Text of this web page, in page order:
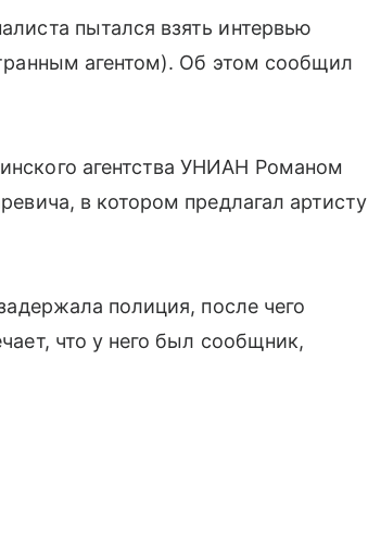
пытался взять интервью
агентом). Об этом сообщил
агентства УНИАН Романом
в котором предлагал артисту
полиция, после чего
что у него был сообщник,